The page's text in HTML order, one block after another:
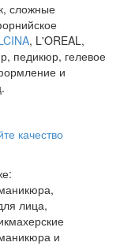
сложные
, L'OREAL,
педикюр, гелевое
и
лица,
и